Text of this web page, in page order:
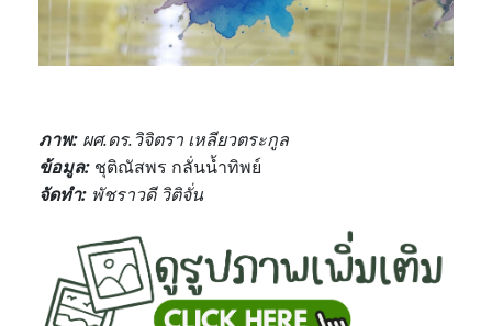
ภาพ: ผศ.ดร.วิจิตรา เหลียวตระกูล
ข้อมูล: ชุติณัสพร กลั่นน้ำทิพย์
จัดทำ: พัชราวดี วิติจั่น